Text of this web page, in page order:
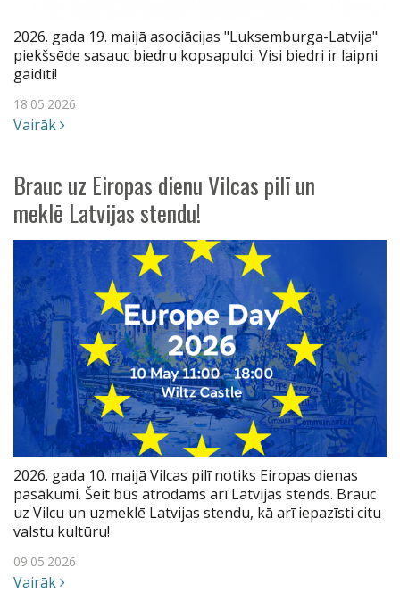
2026. gada 19. maijā asociācijas "Luksemburga-Latvija"
piekšsēde sasauc biedru kopsapulci. Visi biedri ir laipni
gaidīti!
18.05.2026
Vairāk
Brauc uz Eiropas dienu Vilcas pilī un
meklē Latvijas stendu!
2026. gada 10. maijā Vilcas pilī notiks Eiropas dienas
pasākumi. Šeit būs atrodams arī Latvijas stends. Brauc
uz Vilcu un uzmeklē Latvijas stendu, kā arī iepazīsti citu
valstu kultūru!
09.05.2026
Vairāk